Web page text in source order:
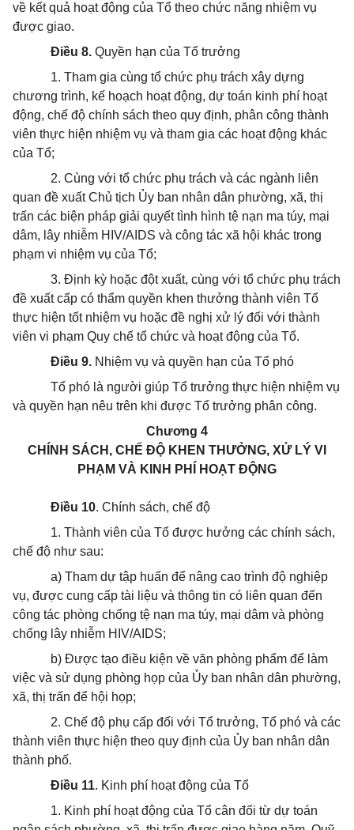
về kết quả hoạt động của Tổ theo chức năng nhiệm vụ
được giao.
Điều 8. Quyền hạn của Tổ trưởng
1. Tham gia cùng tổ chức phụ trách xây dựng
chương trình, kế hoạch hoạt động, dự toán kinh phí hoạt
động, chế độ chính sách theo quy định, phân công thành
viên thực hiện nhiệm vụ và tham gia các hoạt động khác
của Tổ;
2. Cùng với tổ chức phụ trách và các ngành liên
quan đề xuất Chủ tịch Ủy ban nhân dân phường, xã, thị
trấn các biện pháp giải quyết tình hình tệ nạn ma túy, mại
dâm, lây nhiễm HIV/AIDS và công tác xã hội khác trong
phạm vi nhiệm vụ của Tổ;
3. Định kỳ hoặc đột xuất, cùng với tổ chức phụ trách
đề xuất cấp có thẩm quyền khen thưởng thành viên Tổ
thực hiện tốt nhiệm vụ hoặc đề nghị xử lý đối với thành
viên vi phạm Quy chế tổ chức và hoạt động của Tổ.
Điều 9. Nhiệm vụ và quyền hạn của Tổ phó
Tổ phó là người giúp Tổ trưởng thực hiện nhiệm vụ
và quyền hạn nêu trên khi được Tổ trưởng phân công.
Chương 4
CHÍNH SÁCH, CHẾ ĐỘ KHEN THƯỞNG, XỬ LÝ VI
PHẠM VÀ KINH PHÍ HOẠT ĐỘNG
Điều 10. Chính sách, chế độ
1. Thành viên của Tổ được hưởng các chính sách,
chế độ như sau:
a) Tham dự tập huấn để nâng cao trình độ nghiệp
vụ, được cung cấp tài liệu và thông tin có liên quan đến
công tác phòng chống tệ nạn ma túy, mại dâm và phòng
chống lây nhiễm HIV/AIDS;
b) Được tạo điều kiện về văn phòng phẩm để làm
việc và sử dụng phòng họp của Ủy ban nhân dân phường,
xã, thị trấn để hội họp;
2. Chế độ phụ cấp đối với Tổ trưởng, Tổ phó và các
thành viên thực hiện theo quy định của Ủy ban nhân dân
thành phố.
Điều 11. Kinh phí hoạt động của Tổ
1. Kinh phí hoạt động của Tổ cân đối từ dự toán